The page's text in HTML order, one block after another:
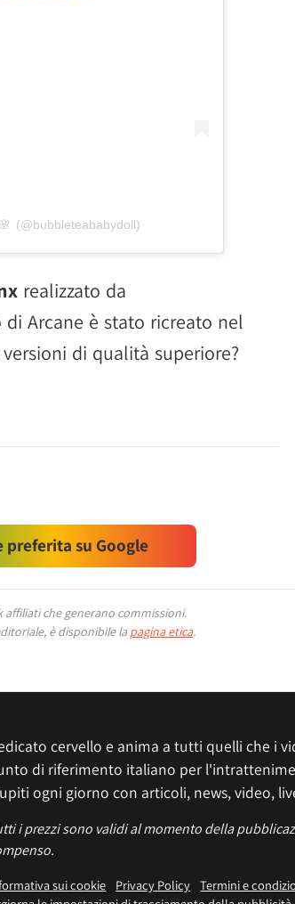
(@bubbleteababydoll)
realizzato da
Arcane è stato ricreato nel
di qualità superiore?
su Google
che generano commissioni.
è disponibile la pagina etica.
cervello e anima a tutti quelli che i
di riferimento italiano per
ogni giorno con articoli, news, video,
i prezzi sono validi al momento della
sui cookie Privacy Policy Termini e